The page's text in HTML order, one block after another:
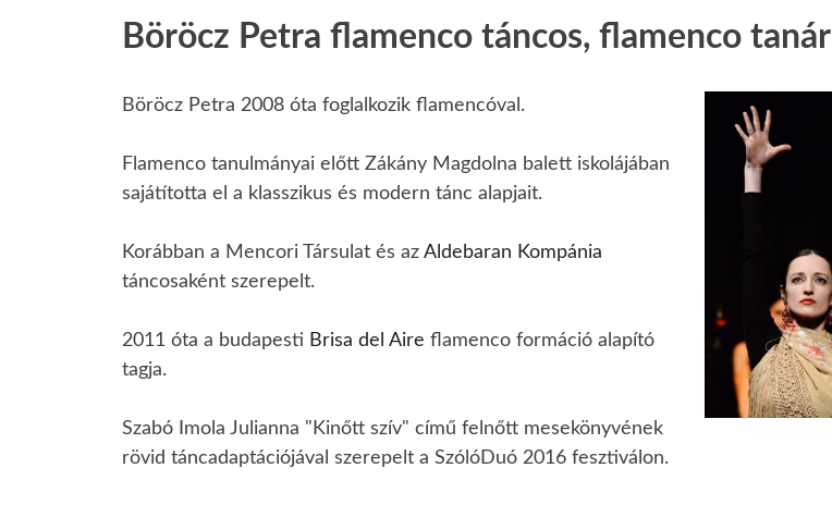
Böröcz Petra flamenco táncos, flamenco tanár
Böröcz Petra 2008 óta foglalkozik flamencóval.
Flamenco tanulmányai előtt Zákány Magdolna balett iskolájában
sajátította el a klasszikus és modern tánc alapjait.
Korábban a Mencori Társulat és az Aldebaran Kompánia
táncosaként szerepelt.
2011 óta a budapesti Brisa del Aire flamenco formáció alapító
tagja.
Szabó Imola Julianna "Kinőtt szív" című felnőtt mesekönyvének
rövid táncadaptációjával szerepelt a SzólóDuó 2016 fesztiválon.